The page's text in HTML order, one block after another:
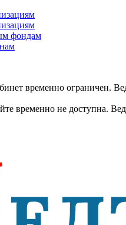
фондам
временно ограничен.
временно не доступна.